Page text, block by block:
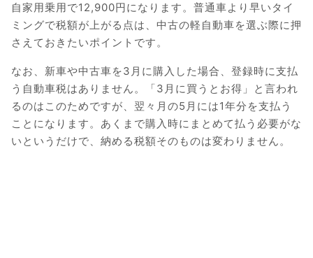
自家用乗用で12,900円になります。普通車より早いタイ
ミングで税額が上がる点は、中古の軽自動車を選ぶ際に押
さえておきたいポイントです。
なお、新車や中古車を3月に購入した場合、登録時に支払
う自動車税はありません。「3月に買うとお得」と言われ
るのはこのためですが、翌々月の5月には1年分を支払う
ことになります。あくまで購入時にまとめて払う必要がな
いというだけで、納める税額そのものは変わりません。